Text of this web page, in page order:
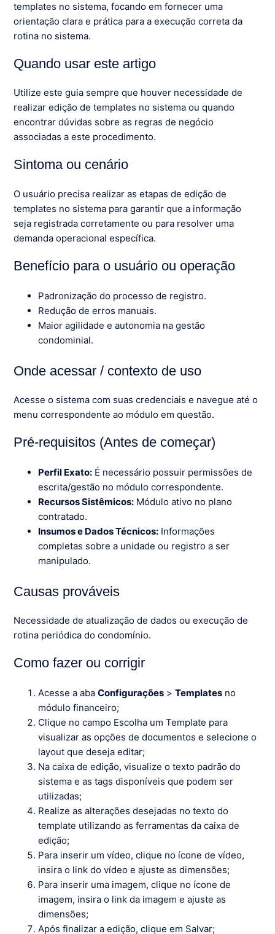
templates no sistema, focando em fornecer uma
orientação clara e prática para a execução correta da
rotina no sistema.
Quando usar este artigo
Utilize este guia sempre que houver necessidade de
realizar edição de templates no sistema ou quando
encontrar dúvidas sobre as regras de negócio
associadas a este procedimento.
Sintoma ou cenário
O usuário precisa realizar as etapas de edição de
templates no sistema para garantir que a informação
seja registrada corretamente ou para resolver uma
demanda operacional específica.
Benefício para o usuário ou operação
Padronização do processo de registro.
Redução de erros manuais.
Maior agilidade e autonomia na gestão
condominial.
Onde acessar / contexto de uso
Acesse o sistema com suas credenciais e navegue até o
menu correspondente ao módulo em questão.
Pré-requisitos (Antes de começar)
Perfil Exato: É necessário possuir permissões de
escrita/gestão no módulo correspondente.
Recursos Sistêmicos: Módulo ativo no plano
contratado.
Insumos e Dados Técnicos: Informações
completas sobre a unidade ou registro a ser
manipulado.
Causas prováveis
Necessidade de atualização de dados ou execução de
rotina periódica do condomínio.
Como fazer ou corrigir
Acesse a abaConfigurações >Templates no
módulo financeiro;
Clique no campo Escolha um Template para
visualizar as opções de documentos e selecione o
layout que deseja editar;
Na caixa de edição, visualize o texto padrão do
sistema e as tags disponíveis que podem ser
utilizadas;
Realize as alterações desejadas no texto do
template utilizando as ferramentas da caixa de
edição;
Para inserir um vídeo, clique no ícone de vídeo,
insira o link do vídeo e ajuste as dimensões;
Para inserir uma imagem, clique no ícone de
imagem, insira o link da imagem e ajuste as
dimensões;
Após finalizar a edição, clique em Salvar;